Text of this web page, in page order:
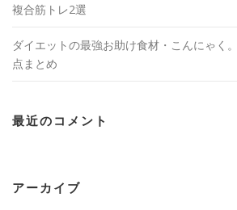
複合筋トレ2選
ダイエットの最強お助け食材・こんにゃく
点まとめ
最近のコメント
アーカイブ